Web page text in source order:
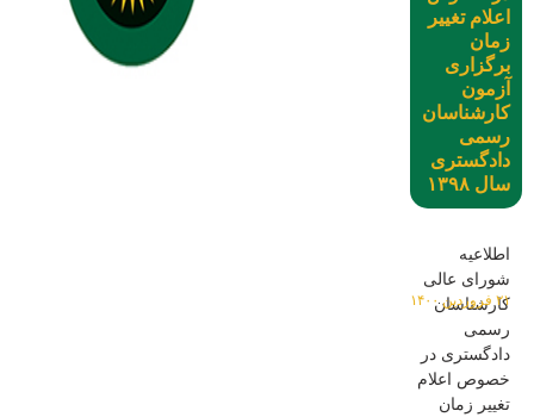
اعلام تغییر
زمان
برگزاری
آزمون
کارشناسان
رسمی
دادگستری
سال ۱۳۹۸
۲۱ فروردین ۱۴۰۰
اطلاعیه
شورای عالی
کارشناسان
رسمی
دادگستری در
خصوص اعلام
تغییر زمان